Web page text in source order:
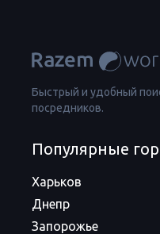
Быстрый и удобный
посредников.
Популярные
Харьков
Днепр
Запорожье